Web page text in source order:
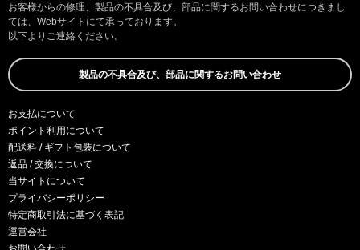
お客様からの修理、製品の不具合及び、部品に関するお問い合わせにつきまし
ては、Webサイトにて承っております。
以下よりご連絡ください。
製品の不具合及び、部品に関するお問い合わせ
お支払について
ポイント利用について
配送料 / ギフト包装について
返品 / 交換について
当サイトについて
プライバシーポリシー
特定商取引法に基づく表記
運営会社